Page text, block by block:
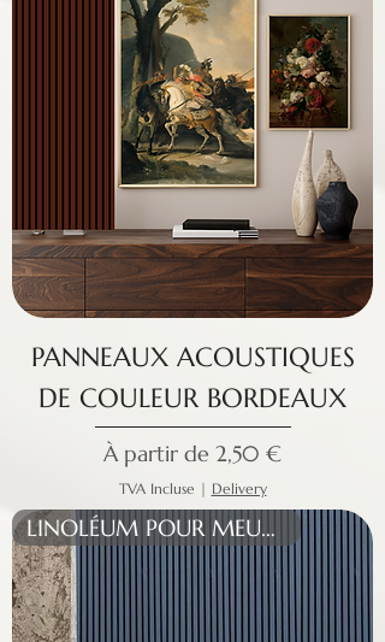
PANNEAUX ACOUSTIQUES
DE COULEUR BORDEAUX
À partir de 2,50 €
Prix promotionnel
TVA Incluse | Delivery
LINOLÉUM POUR MEUBLES